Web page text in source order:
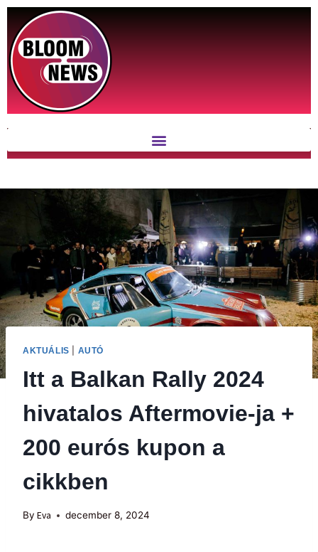
AKTUÁLIS AUTÓ
Itt a Balkan Rally 2024
hivatalos Aftermovie-ja +
200 eurós kupon a
cikkben
By Eva december 8, 2024